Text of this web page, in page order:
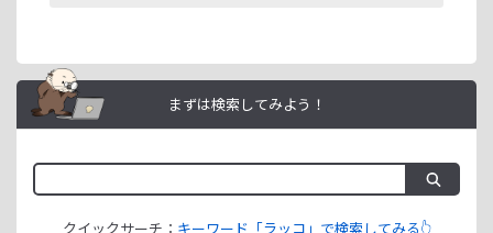
まずは検索してみよう！
クイックサーチ： キーワード「ラッコ」で検索してみる👆